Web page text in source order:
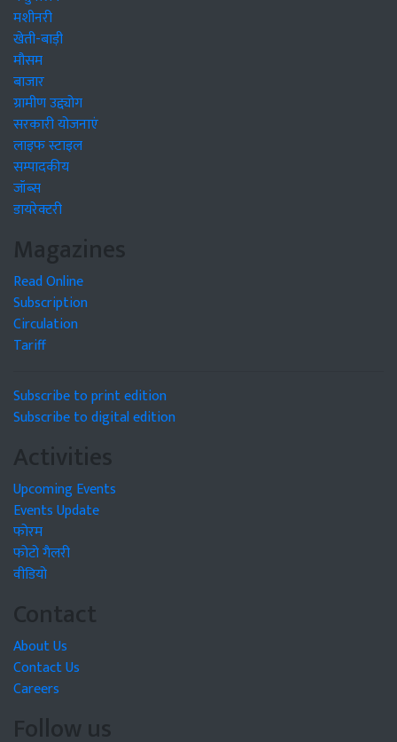
मशीनरी
खेती-बाड़ी
मौसम
बाजार
ग्रामीण उद्द्योग
सरकारी योजनाएं
लाइफ स्टाइल
सम्पादकीय
जॉब्स
डायरेक्टरी
Magazines
Read Online
Subscription
Circulation
Tariff
Subscribe to print edition
Subscribe to digital edition
Activities
Upcoming Events
Events Update
फोरम
फोटो गैलरी
वीडियो
Contact
About Us
Contact Us
Careers
Follow us